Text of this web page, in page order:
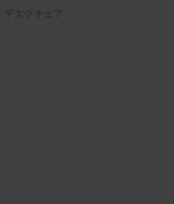
デスクチェア